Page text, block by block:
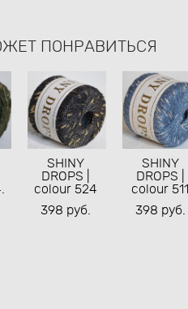
ПОНРАВИТЬСЯ
SHINY
DROPS |
colour 524
398 pуб.
SHINY
DROPS |
colour 511
398 pуб.